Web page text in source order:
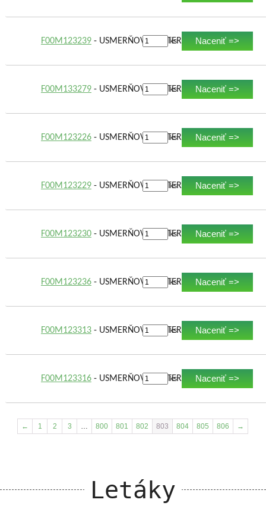
F00M123239- USMERŇOVAČ ALTERNÁTORA
ks Naceniť =>
F00M133279- USMERŇOVAČ ALTERNÁTORA
ks Naceniť =>
F00M123226- USMERŇOVAČ ALTERNÁTORA
ks Naceniť =>
F00M123229- USMERŇOVAČ ALTERNÁTORA
ks Naceniť =>
F00M123230- USMERŇOVAČ ALTERNÁTORA
ks Naceniť =>
F00M123236- USMERŇOVAČ ALTERNÁTORA
ks Naceniť =>
F00M123313- USMERŇOVAČ ALTERNÁTORA
ks Naceniť =>
F00M123316- USMERŇOVAČ ALTERNÁTORA
ks Naceniť =>
← 1 2 3 … 800 801 802 803 804 805 806 →
Letáky